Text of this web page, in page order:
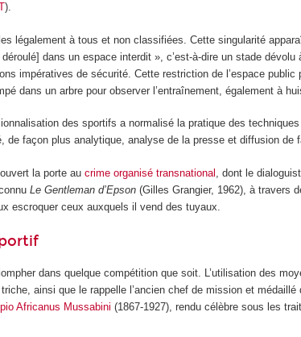
).
légalement à tous et non classifiées. Cette singularité
dans un espace interdit », c’est-à-dire un stade
impératives de sécurité. Cette restriction de l’espace
dans un arbre pour observer l’entraînement, également à
des sportifs a normalisé la pratique des
de façon plus analytique, analyse de la presse et diffusion
la porte aucrime organisé transnational
, dont le
Le Gentleman d’Epson (Gilles Grangier, 1962), à travers
escroquer ceux auxquels il vend des tuyaux.
dans quelque compétition que soit. L’utilisation des
ainsi que le rappelle l’ancien chef de mission et
Africanus Mussabini (1867-1927), rendu célèbre sous les